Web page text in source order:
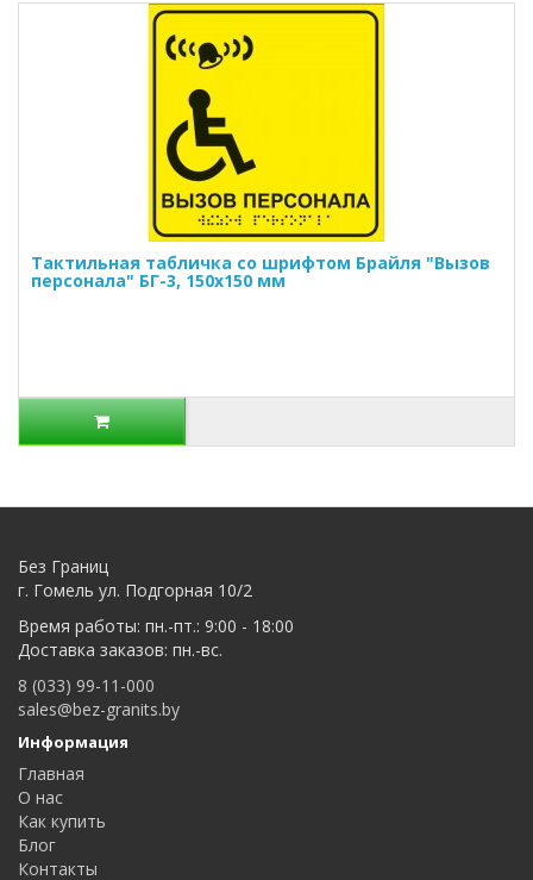
Тактильная табличка со шрифтом Брайля "Вызов
персонала" БГ-3, 150х150 мм
Без Границ
г. Гомель ул. Подгорная 10/2
Время работы: пн.-пт.: 9:00 - 18:00
Доставка заказов: пн.-вс.
8 (033) 99-11-000
sales@bez-granits.by
Информация
Главная
О нас
Как купить
Блог
Контакты